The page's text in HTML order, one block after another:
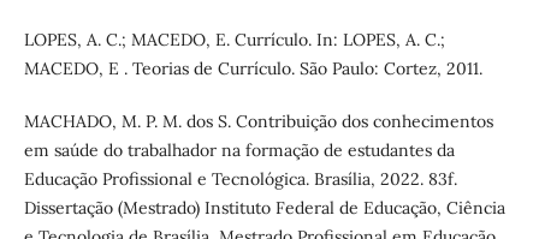
LOPES, A. C.; MACEDO, E. Currículo. In: LOPES, A. C.;
MACEDO, E . Teorias de Currículo. São Paulo: Cortez, 2011.
MACHADO, M. P. M. dos S. Contribuição dos conhecimentos
em saúde do trabalhador na formação de estudantes da
Educação Profissional e Tecnológica. Brasília, 2022. 83f.
Dissertação (Mestrado) Instituto Federal de Educação, Ciência